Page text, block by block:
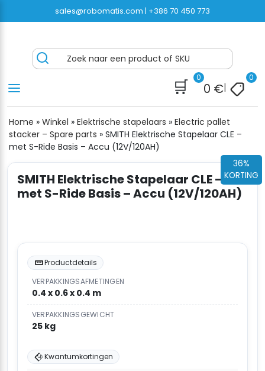
naar
sales@robomatis.com | +386 70 450 773
ROBOMATIS®
Battery Strapping Tools and Packing Machines
Delivered Fast and Free
Zoek naar een product of SKU
🛒 0
0 €|
0
Home » Winkel » Elektrische stapelaars » Electric pallet
stacker – Spare parts » SMITH Elektrische Stapelaar CLE –
met S-Ride Basis – Accu (12V/120AH)
SMITH Elektrische Stapelaar CLE –
met S-Ride Basis – Accu (12V/120AH)
36%
KORTING
Productdetails
VERPAKKINGSAFMETINGEN
0.4 x 0.6 x 0.4 m
VERPAKKINGSGEWICHT
25 kg
Kwantumkortingen